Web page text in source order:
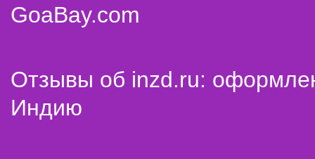
GoaBay.com
Отзывы об inzd.ru:
Индию